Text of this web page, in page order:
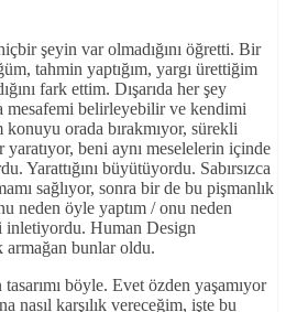
şeyin var olmadığını öğretti. Bir
tahmin yaptığım, yargı ürettiğim
fark ettim. Dışarıda her şey
belirleyebilir ve kendimi
orada bırakmıyor, sürekli
beni aynı meselelerin içinde
Yarattığını büyütüyordu. Sabırsızca
sağlıyor, sonra bir de bu pişmanlık
neden öyle yaptım / onu neden
inletiyordu. Human Design
armağan bunlar oldu.
böyle. Evet özden yaşamıyor
nasıl karşılık vereceğim, işte bu